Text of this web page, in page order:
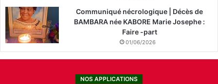
Communiqué nécrologique | Décès de
BAMBARA née KABORE Marie Josephe :
Faire -part
01/06/2026
NOS APPLICATIONS